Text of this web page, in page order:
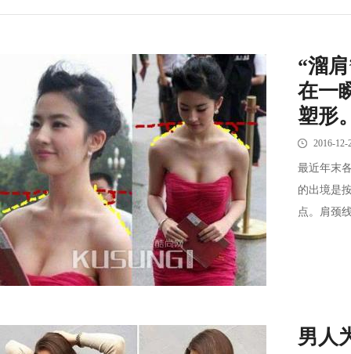
“溜
在一
塑形
2016-12-
最近年末
的出境是
点。肩颈
男人